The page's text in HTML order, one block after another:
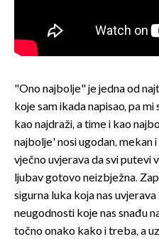
"Ono najbolje" je jedna od
koje sam ikada napisao, pa
kao najdraži, a time i kao
najbolje' nosi ugodan, mekan
vječno uvjerava da svi putevi
ljubav gotovo neizbježna.
sigurna luka koja nas
neugodnosti koje nas snađu
točno onako kako i treba, a